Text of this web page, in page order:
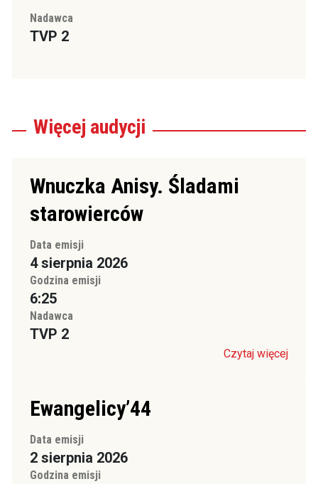
Nadawca
TVP 2
Więcej audycji
Wnuczka Anisy. Śladami
starowierców
Data emisji
4 sierpnia 2026
Godzina emisji
6:25
Nadawca
TVP 2
Czytaj więcej
Ewangelicy’44
Data emisji
2 sierpnia 2026
Godzina emisji